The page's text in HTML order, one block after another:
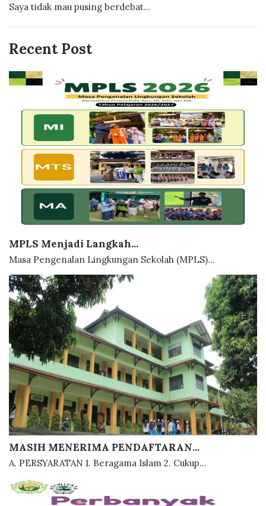
Saya tidak mau pusing berdebat...
Recent Post
MPLS Menjadi Langkah...
Masa Pengenalan Lingkungan Sekolah (MPLS)...
MASIH MENERIMA PENDAFTARAN...
A. PERSYARATAN 1. Beragama Islam 2. Cukup...